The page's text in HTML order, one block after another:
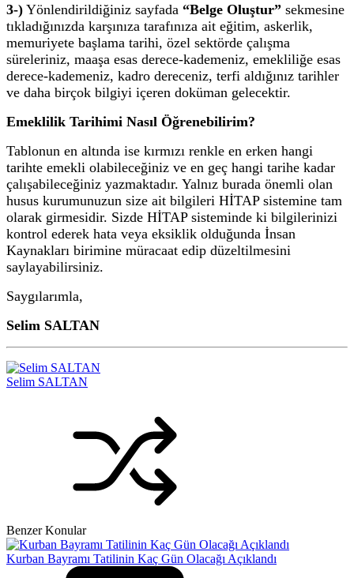
3-) Yönlendirildiğiniz sayfada “Belge Oluştur” sekmesine
tıkladığınızda karşınıza tarafınıza ait eğitim, askerlik,
memuriyete başlama tarihi, özel sektörde çalışma
süreleriniz, maaşa esas derece-kademeniz, emekliliğe esas
derece-kademeniz, kadro dereceniz, terfi aldığınız tarihler
ve daha birçok bilgiyi içeren doküman gelecektir.
Emeklilik Tarihimi Nasıl Öğrenebilirim?
Tablonun en altında ise kırmızı renkle en erken hangi
tarihte emekli olabileceğiniz ve en geç hangi tarihe kadar
çalışabileceğiniz yazmaktadır. Yalnız burada önemli olan
husus kurumunuzun size ait bilgileri HİTAP sistemine tam
olarak girmesidir. Sizde HİTAP sisteminde ki bilgilerinizi
kontrol ederek hata veya eksiklik olduğunda İnsan
Kaynakları birimine müracaat edip düzeltilmesini
saylayabilirsiniz.
Saygılarımla,
Selim SALTAN
Selim SALTAN
Benzer Konular
Kurban Bayramı Tatilinin Kaç Gün Olacağı Açıklandı